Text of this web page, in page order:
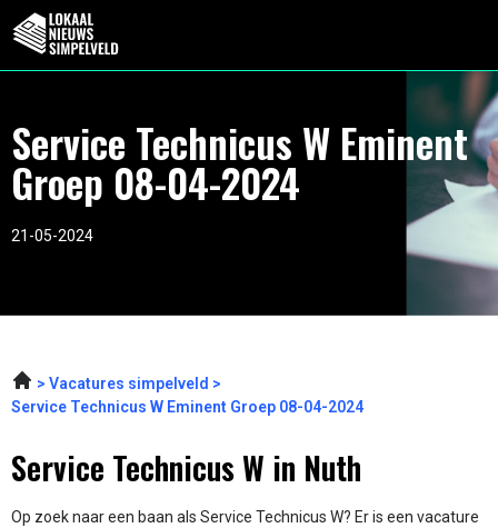
Service Technicus W Eminent
Groep 08-04-2024
21-05-2024
Vacatures simpelveld
Service Technicus W Eminent Groep 08-04-2024
Service Technicus W in Nuth
Op zoek naar een baan als Service Technicus W? Er is een vacature